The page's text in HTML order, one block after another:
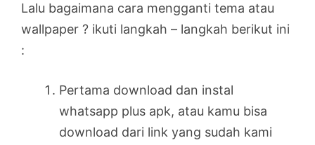
Lalu bagaimana cara mengganti tema atau
wallpaper ? ikuti langkah – langkah berikut ini
:
Pertama download dan instal
whatsapp plus apk, atau kamu bisa
download dari link yang sudah kami